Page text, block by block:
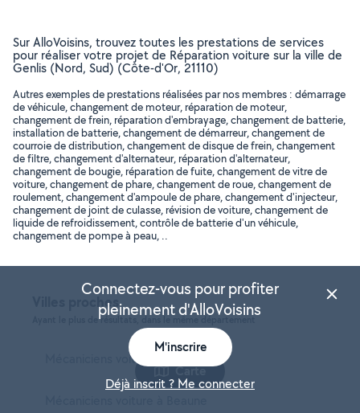
Sur AlloVoisins, trouvez toutes les prestations de services
pour réaliser votre projet de Réparation voiture sur la ville de
Genlis (Nord, Sud) (Côte-d'Or, 21110)
Autres exemples de prestations réalisées par nos membres : démarrage
de véhicule, changement de moteur, réparation de moteur,
changement de frein, réparation d'embrayage, changement de batterie,
installation de batterie, changement de démarreur, changement de
courroie de distribution, changement de disque de frein, changement
de filtre, changement d'alternateur, réparation d'alternateur,
changement de bougie, réparation de fuite, changement de vitre de
voiture, changement de phare, changement de roue, changement de
roulement, changement d'ampoule de phare, changement d'injecteur,
changement de joint de culasse, révision de voiture, changement de
liquide de refroidissement, contrôle de batterie d'un véhicule,
changement de pompe à peau, ..
Villes proches
Ayant le plus de résultats, dans le même département
Mécaniciens voiture à Dijon
Carte
Connectez-vous pour profiter
pleinement d'AlloVoisins
M'inscrire
Déjà inscrit ? Me connecter